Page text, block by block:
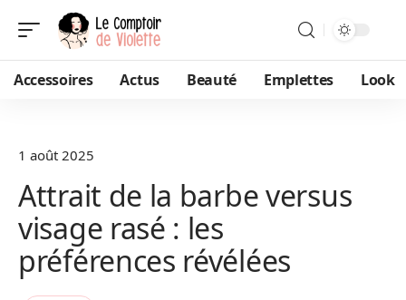
Accessoires Actus Beauté Emplettes Look
1 août 2025
Attrait de la barbe versus
visage rasé : les
préférences révélées